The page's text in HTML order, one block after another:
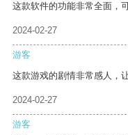
这款软件的功能非常全面，
2024-02-27
游客
这款游戏的剧情非常感人，
2024-02-27
游客